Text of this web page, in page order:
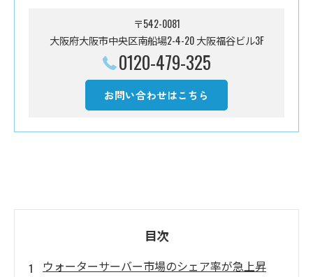
〒542-0081
大阪府大阪市中央区南船場2-4-20 大阪福谷ビル3F
0120-479-325
お問い合わせはこちら
目次
ウォーターサーバー市場のシェア率が急上昇